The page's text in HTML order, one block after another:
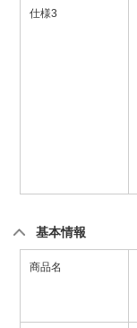
仕様3
基本情報
商品名